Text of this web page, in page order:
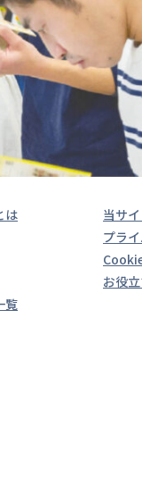
は
覧
当サ
プラ
お役